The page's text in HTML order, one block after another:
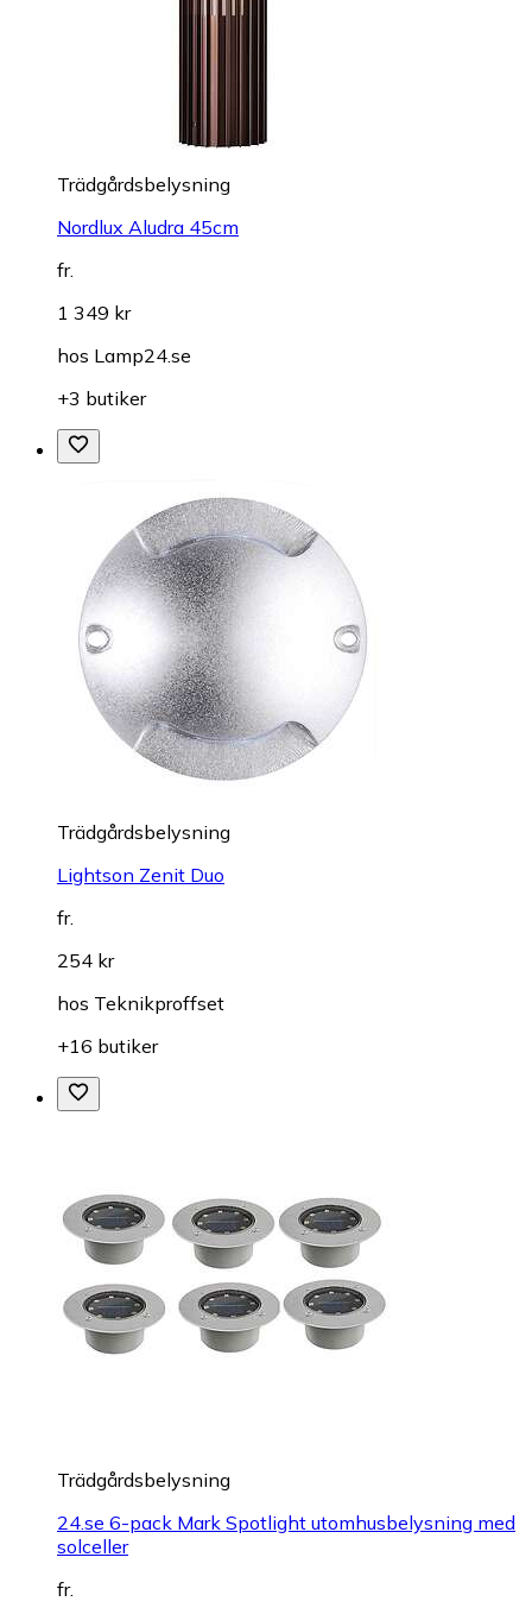
Trädgårdsbelysning
Nordlux Aludra 45cm
fr.
1 349 kr
hos Lamp24.se
+3 butiker
Trädgårdsbelysning
Lightson Zenit Duo
fr.
254 kr
hos Teknikproffset
+16 butiker
Trädgårdsbelysning
24.se 6-pack Mark Spotlight utomhusbelysning med
solceller
fr.